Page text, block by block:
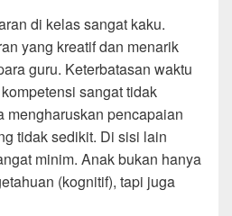
di kelas sangat kaku.
yang kreatif dan menarik
guru. Keterbatasan waktu
sangat tidak
mengharuskan pencapaian
tidak sedikit. Di sisi lain
minim. Anak bukan hanya
(kognitif), tapi juga